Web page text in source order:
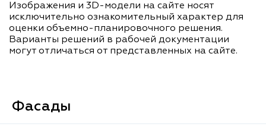
Изображения и 3D-модели на сайте носят
исключительно ознакомительный характер для
оценки объемно-планировочного решения.
Варианты решений в рабочей документации
могут отличаться от представленных на сайте.
Фасады